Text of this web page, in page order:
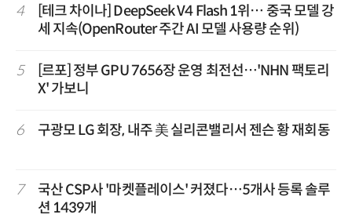
4
[테크 차이나] DeepSeek V4 Flash 1위… 중국 모델 강
세 지속(OpenRouter 주간 AI 모델 사용량 순위)
5
[르포] 정부 GPU 7656장 운영 최전선…'NHN 팩토리
X' 가보니
6 구광모 LG 회장, 내주 美 실리콘밸리서 젠슨 황 재회동
7
국산 CSP사 '마켓플레이스' 커졌다…5개사 등록 솔루
션 1439개